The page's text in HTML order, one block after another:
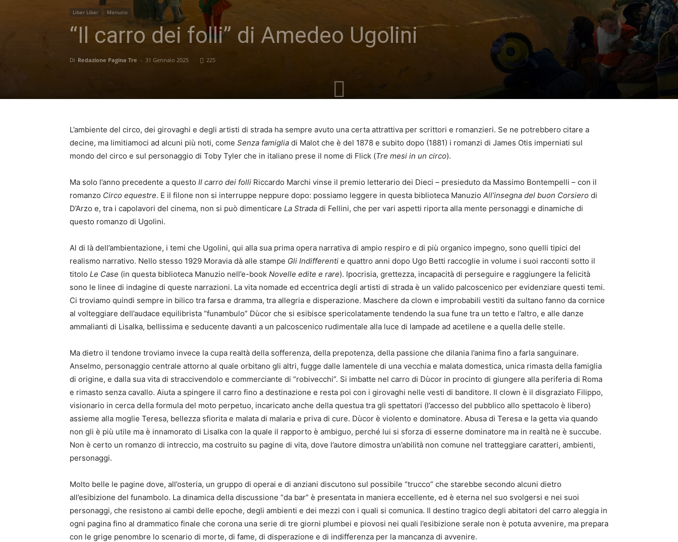
Liber Liber Manuzio
“Il carro dei folli” di Amedeo Ugolini
Di Redazione Pagina Tre - 31 Gennaio 2025 225
L’ambiente del circo, dei girovaghi e degli artisti di strada ha sempre avuto una certa attrattiva per scrittori e romanzieri. Se ne potrebbero citare a
decine, ma limitiamoci ad alcuni più noti, come Senza famiglia di Malot che è del 1878 e subito dopo (1881) i romanzi di James Otis imperniati sul
mondo del circo e sul personaggio di Toby Tyler che in italiano prese il nome di Flick (Tre mesi in un circo).
Ma solo l’anno precedente a questo Il carro dei folli Riccardo Marchi vinse il premio letterario dei Dieci – presieduto da Massimo Bontempelli – con il
romanzo Circo equestre. E il filone non si interruppe neppure dopo: possiamo leggere in questa biblioteca Manuzio All’insegna del buon Corsiero di
D’Arzo e, tra i capolavori del cinema, non si può dimenticare La Strada di Fellini, che per vari aspetti riporta alla mente personaggi e dinamiche di
questo romanzo di Ugolini.
Al di là dell’ambientazione, i temi che Ugolini, qui alla sua prima opera narrativa di ampio respiro e di più organico impegno, sono quelli tipici del
realismo narrativo. Nello stesso 1929 Moravia dà alle stampe Gli Indifferenti e quattro anni dopo Ugo Betti raccoglie in volume i suoi racconti sotto il
titolo Le Case (in questa biblioteca Manuzio nell’e-book Novelle edite e rare). Ipocrisia, grettezza, incapacità di perseguire e raggiungere la felicità
sono le linee di indagine di queste narrazioni. La vita nomade ed eccentrica degli artisti di strada è un valido palcoscenico per evidenziare questi temi.
Ci troviamo quindi sempre in bilico tra farsa e dramma, tra allegria e disperazione. Maschere da clown e improbabili vestiti da sultano fanno da cornice
al volteggiare dell’audace equilibrista “funambulo” Dùcor che si esibisce spericolatamente tendendo la sua fune tra un tetto e l’altro, e alle danze
ammalianti di Lisalka, bellissima e seducente davanti a un palcoscenico rudimentale alla luce di lampade ad acetilene e a quella delle stelle.
Ma dietro il tendone troviamo invece la cupa realtà della sofferenza, della prepotenza, della passione che dilania l’anima fino a farla sanguinare.
Anselmo, personaggio centrale attorno al quale orbitano gli altri, fugge dalle lamentele di una vecchia e malata domestica, unica rimasta della famiglia
di origine, e dalla sua vita di straccivendolo e commerciante di “robivecchi”. Si imbatte nel carro di Dùcor in procinto di giungere alla periferia di Roma
e rimasto senza cavallo. Aiuta a spingere il carro fino a destinazione e resta poi con i girovaghi nelle vesti di banditore. Il clown è il disgraziato Filippo,
visionario in cerca della formula del moto perpetuo, incaricato anche della questua tra gli spettatori (l’accesso del pubblico allo spettacolo è libero)
assieme alla moglie Teresa, bellezza sfiorita e malata di malaria e priva di cure. Dùcor è violento e dominatore. Abusa di Teresa e la getta via quando
non gli è più utile ma è innamorato di Lisalka con la quale il rapporto è ambiguo, perché lui si sforza di esserne dominatore ma in realtà ne è succube.
Non è certo un romanzo di intreccio, ma costruito su pagine di vita, dove l’autore dimostra un’abilità non comune nel tratteggiare caratteri, ambienti,
personaggi.
Molto belle le pagine dove, all’osteria, un gruppo di operai e di anziani discutono sul possibile “trucco” che starebbe secondo alcuni dietro
all’esibizione del funambolo. La dinamica della discussione “da bar” è presentata in maniera eccellente, ed è eterna nel suo svolgersi e nei suoi
personaggi, che resistono ai cambi delle epoche, degli ambienti e dei mezzi con i quali si comunica. Il destino tragico degli abitatori del carro aleggia in
ogni pagina fino al drammatico finale che corona una serie di tre giorni plumbei e piovosi nei quali l’esibizione serale non è potuta avvenire, ma prepara
con le grige penombre lo scenario di morte, di fame, di disperazione e di indifferenza per la mancanza di avvenire.